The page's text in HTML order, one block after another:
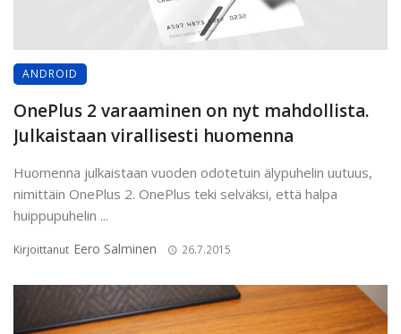
ANDROID
OnePlus 2 varaaminen on nyt mahdollista.
Julkaistaan virallisesti huomenna
Huomenna julkaistaan vuoden odotetuin älypuhelin uutuus,
nimittäin OnePlus 2. OnePlus teki selväksi, että halpa
huippupuhelin ...
Kirjoittanut Eero Salminen 26.7.2015